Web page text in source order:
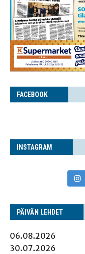
FACE­BOOK
INS­TA­GRAM
PÄI­VÄN LEHDET
06.08.2026
30.07.2026